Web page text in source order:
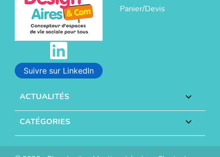
Suivre sur LinkedIn
Panier/Devis
ACTUALITÉS 
CATÉGORIES 